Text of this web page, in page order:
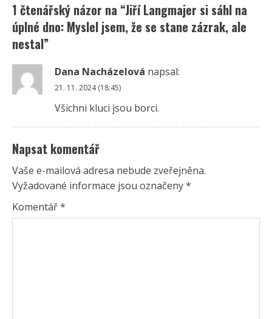
1 čtenářský názor na “Jiří Langmajer si sáhl na
úplné dno: Myslel jsem, že se stane zázrak, ale
nestal”
Dana Nacházelová napsal:
21. 11. 2024 (18:45)
Všichni kluci jsou borci.
Napsat komentář
Vaše e-mailová adresa nebude zveřejněna.
Vyžadované informace jsou označeny*
Komentář*